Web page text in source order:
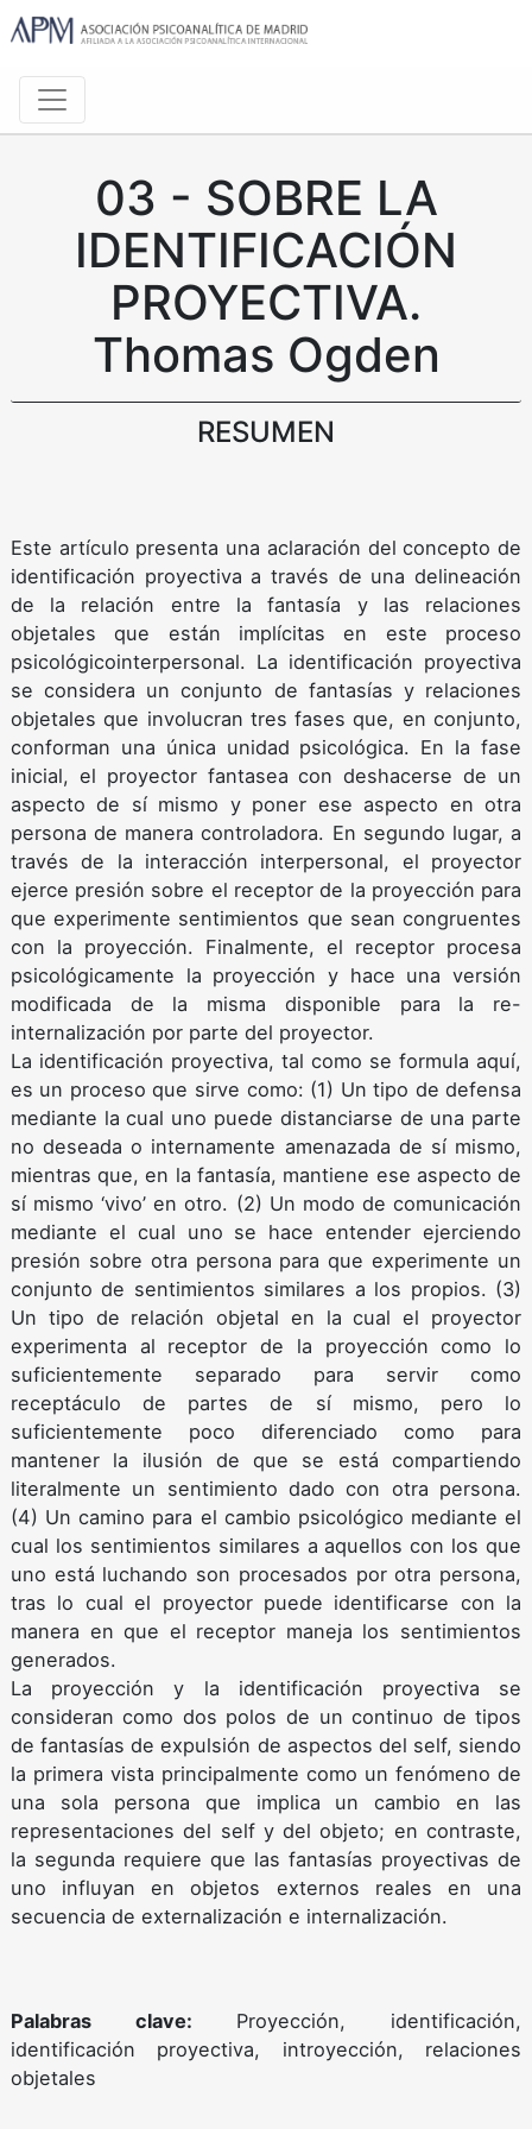
03 - SOBRE LA
IDENTIFICACIÓN
PROYECTIVA.
Thomas Ogden
RESUMEN
Este artículo presenta una aclaración del concepto de
identificación proyectiva a través de una delineación
de la relación entre la fantasía y las relaciones
objetales que están implícitas en este proceso
psicológicointerpersonal. La identificación proyectiva
se considera un conjunto de fantasías y relaciones
objetales que involucran tres fases que, en conjunto,
conforman una única unidad psicológica. En la fase
inicial, el proyector fantasea con deshacerse de un
aspecto de sí mismo y poner ese aspecto en otra
persona de manera controladora. En segundo lugar, a
través de la interacción interpersonal, el proyector
ejerce presión sobre el receptor de la proyección para
que experimente sentimientos que sean congruentes
con la proyección. Finalmente, el receptor procesa
psicológicamente la proyección y hace una versión
modificada de la misma disponible para la re-
internalización por parte del proyector.
La identificación proyectiva, tal como se formula aquí,
es un proceso que sirve como: (1) Un tipo de defensa
mediante la cual uno puede distanciarse de una parte
no deseada o internamente amenazada de sí mismo,
mientras que, en la fantasía, mantiene ese aspecto de
sí mismo ‘vivo’ en otro. (2) Un modo de comunicación
mediante el cual uno se hace entender ejerciendo
presión sobre otra persona para que experimente un
conjunto de sentimientos similares a los propios. (3)
Un tipo de relación objetal en la cual el proyector
experimenta al receptor de la proyección como lo
suficientemente separado para servir como
receptáculo de partes de sí mismo, pero lo
suficientemente poco diferenciado como para
mantener la ilusión de que se está compartiendo
literalmente un sentimiento dado con otra persona.
(4) Un camino para el cambio psicológico mediante el
cual los sentimientos similares a aquellos con los que
uno está luchando son procesados por otra persona,
tras lo cual el proyector puede identificarse con la
manera en que el receptor maneja los sentimientos
generados.
La proyección y la identificación proyectiva se
consideran como dos polos de un continuo de tipos
de fantasías de expulsión de aspectos del self, siendo
la primera vista principalmente como un fenómeno de
una sola persona que implica un cambio en las
representaciones del self y del objeto; en contraste,
la segunda requiere que las fantasías proyectivas de
uno influyan en objetos externos reales en una
secuencia de externalización e internalización.
Palabras clave: Proyección, identificación,
identificación proyectiva, introyección, relaciones
objetales